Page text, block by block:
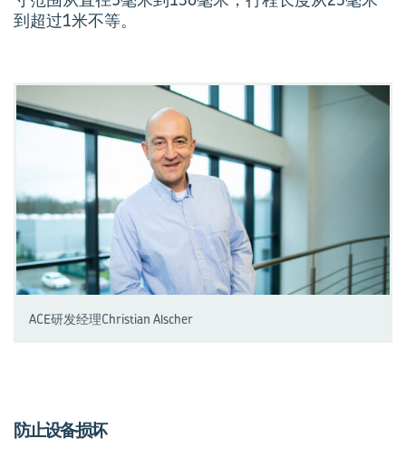
到超过1米不等。
ACE研发经理Christian Alscher
防止设备损坏